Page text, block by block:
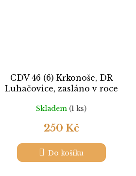
CDV 46 (6) Krkonoše, DR
Luhačovice, zasláno v roce
roh, lehká omačkání, stopy
pošt. provozu
Skladem (1 ks)
250 Kč
Do košíku